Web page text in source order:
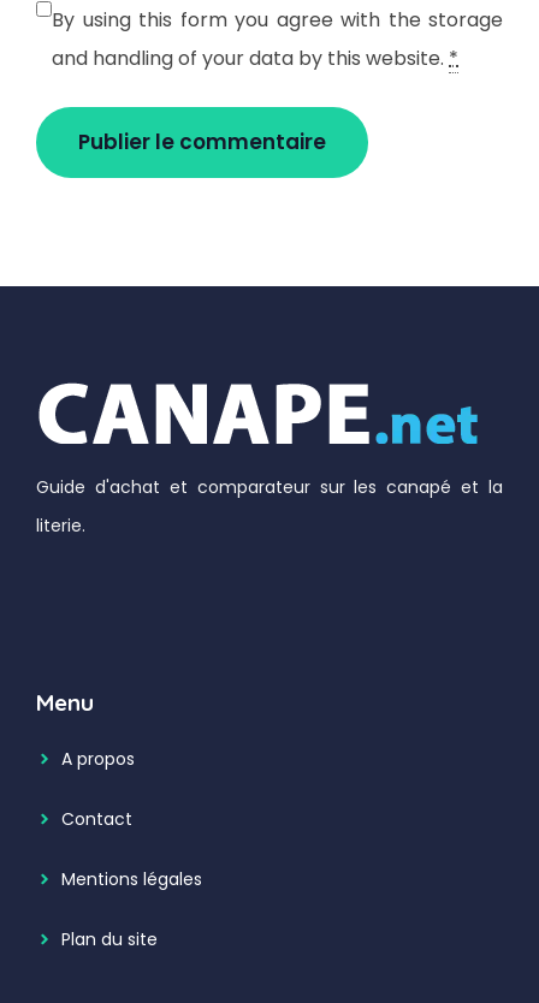
By using this form you agree with the storage
and handling of your data by this website. *
Guide d'achat et comparateur sur les canapé et la
literie.
Menu
A propos
Contact
Mentions légales
Plan du site